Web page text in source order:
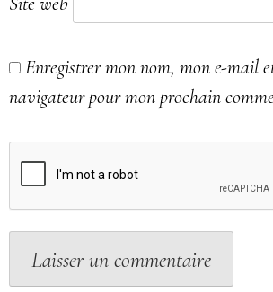
Enregistrer mon nom, mon e-mail
navigateur pour mon prochain